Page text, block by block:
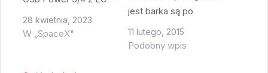
40 a o 19:26 FH z
ViaSat-3 z LC-39A.
28 kwietnia, 2023
W „SpaceX"
jest barka są po
prostu zbyt silne.
Oznaczało by to że
11 lutego, 2015
Podobny wpis